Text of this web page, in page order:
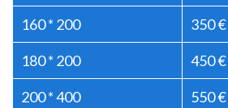
160 * 200 350 €
180 * 200 450 €
200 * 400 550 €